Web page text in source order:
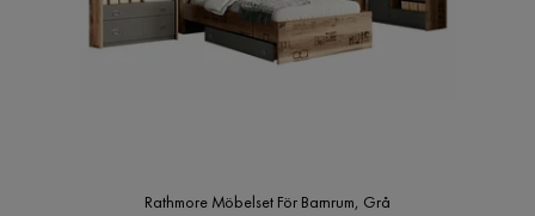
Rathmore Möbelset För Barnrum, Grå